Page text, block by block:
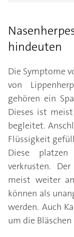
hindeuten
Die Symptome
von
gehören ein
Dieses ist
begleitet.
Flüssigkeit
Diese
verkrusten.
meist weiter
können als
werden. Auch
um die